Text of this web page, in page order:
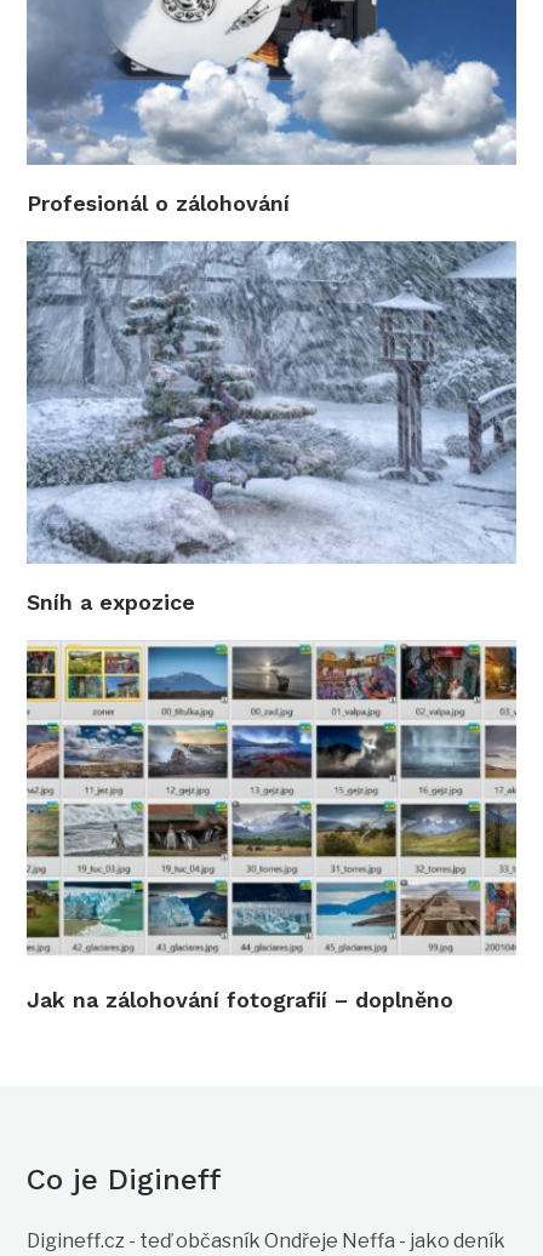
Profesionál o zálohování
Sníh a expozice
Jak na zálohování fotografií – doplněno
Co je Digineff
Digineff.cz - teď občasník Ondřeje Neffa - jako deník